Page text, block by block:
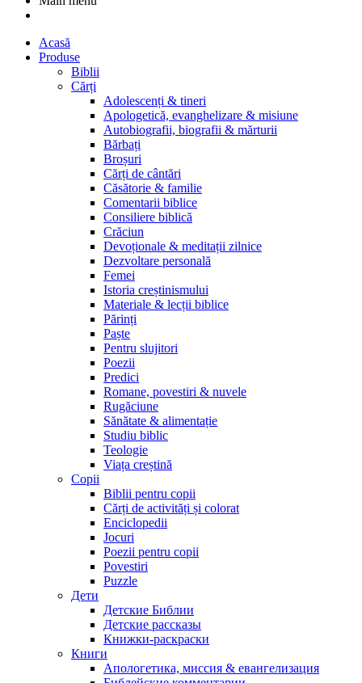
Acasă
Produse
Biblii
Cărți
Adolescenți & tineri
Apologetică, evanghelizare & misiune
Autobiografii, biografii & mărturii
Bărbați
Broșuri
Cărți de cântări
Căsătorie & familie
Comentarii biblice
Consiliere biblică
Crăciun
Devoționale & meditații zilnice
Dezvoltare personală
Femei
Istoria creștinismului
Materiale & lecții biblice
Părinți
Paște
Pentru slujitori
Poezii
Predici
Romane, povestiri & nuvele
Rugăciune
Sănătate & alimentație
Studiu biblic
Teologie
Viața creștină
Copii
Biblii pentru copii
Cărți de activități și colorat
Enciclopedii
Jocuri
Poezii pentru copii
Povestiri
Puzzle
Дети
Детские Библии
Детские рассказы
Книжки-раскраски
Книги
Апологетика, миссия & евангелизация